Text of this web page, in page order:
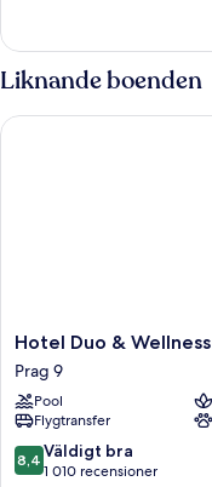
trippelrum
-
flera
sängar
Liknande boenden
Hotel
Duo
&
Wellness
Prag
9
Hotel Duo & Wellness
Prag 9
Pool
Flygtransfer
8.4
av
8,4 Väldigt bra
1 010 recensioner
Hotel Duo & Wellness